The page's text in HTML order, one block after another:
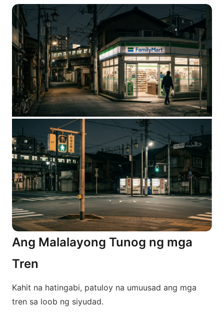
Ang Malalayong Tunog ng mga
Tren
Kahit na hatingabi, patuloy na umuusad ang mga
tren sa loob ng siyudad.